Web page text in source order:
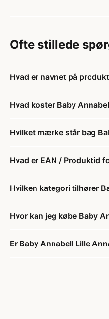
Ofte stillede
Hvad er navnet på
Hvad koster Baby
Hvilket mærke står bag
Hvad er EAN / Produktid
Hvilken kategori tilhører
Hvor kan jeg købe Baby
Er Baby Annabell Lille